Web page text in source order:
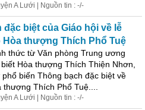
A Lưới | Nguồn tin : -/-
đặc biệt của Giáo hội về lễ
Hòa thượng Thích Phổ Tuệ
thức từ Văn phòng Trung ương
Hòa thượng Thích Thiện Nhơn,
biến Thông bạch đặc biệt về
Thích Phổ Tuệ....
A Lưới | Nguồn tin : -/-